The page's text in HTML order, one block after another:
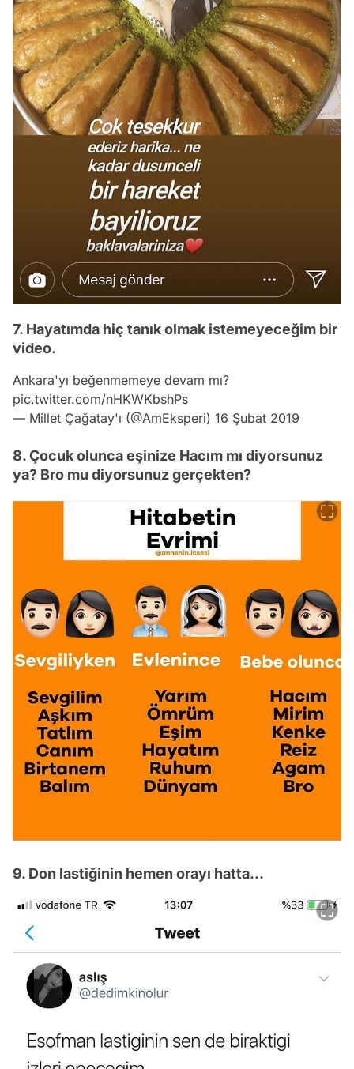
7. Hayatımda hiç tanık olmak istemeyeceğim bir
video.
Ankara'yı beğenmemeye devam mı?
pic.twitter.com/nHKWKbshPs
— Millet Çağatay'ı (@AmEksperi) 16 Şubat 2019
8. Çocuk olunca eşinize Hacım mı diyorsunuz
ya? Bro mu diyorsunuz gerçekten?
9. Don lastiğinin hemen orayı hatta...